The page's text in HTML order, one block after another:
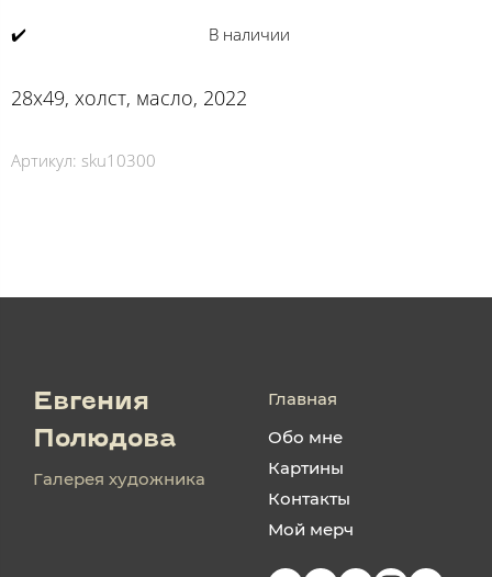
✔️ В наличии
28х49, холст, масло, 2022
Артикул: sku10300
Евгения
Полюдова
Галерея художника
Главная
Обо мне
Картины
Контакты
Мой мерч